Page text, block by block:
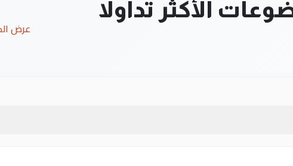
الأكثر تداولاً
عرض